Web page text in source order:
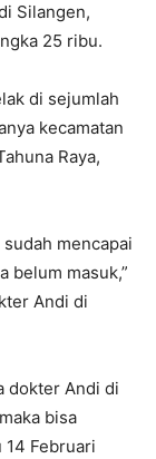
Silangen,
25 ribu.
di sejumlah
kecamatan
Raya,
mencapai
belum masuk,”
Andi di
dokter Andi di
bisa
Februari